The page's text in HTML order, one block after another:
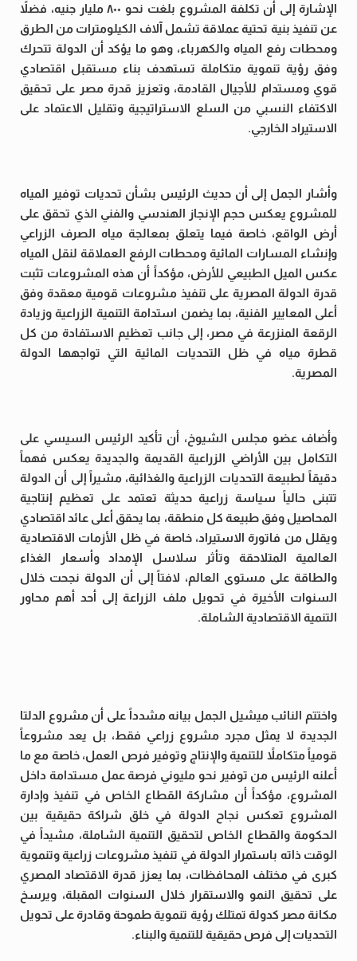
الإشارة إلى أن تكلفة المشروع بلغت نحو ٨٠٠ مليار جنيه، فضلاً
عن تنفيذ بنية تحتية عملاقة تشمل آلاف الكيلومترات من الطرق
ومحطات رفع المياه والكهرباء، وهو ما يؤكد أن الدولة تتحرك
وفق رؤية تنموية متكاملة تستهدف بناء مستقبل اقتصادي
قوي ومستدام للأجيال القادمة، وتعزيز قدرة مصر على تحقيق
الاكتفاء النسبي من السلع الاستراتيجية وتقليل الاعتماد على
الاستيراد الخارجي.
وأشار الجمل إلى أن حديث الرئيس بشأن تحديات توفير المياه
للمشروع يعكس حجم الإنجاز الهندسي والفني الذي تحقق على
أرض الواقع، خاصة فيما يتعلق بمعالجة مياه الصرف الزراعي
وإنشاء المسارات المائية ومحطات الرفع العملاقة لنقل المياه
عكس الميل الطبيعي للأرض، مؤكداً أن هذه المشروعات تثبت
قدرة الدولة المصرية على تنفيذ مشروعات قومية معقدة وفق
أعلى المعايير الفنية، بما يضمن استدامة التنمية الزراعية وزيادة
الرقعة المنزرعة في مصر، إلى جانب تعظيم الاستفادة من كل
قطرة مياه في ظل التحديات المائية التي تواجهها الدولة
المصرية.
وأضاف عضو مجلس الشيوخ، أن تأكيد الرئيس السيسي على
التكامل بين الأراضي الزراعية القديمة والجديدة يعكس فهماً
دقيقاً لطبيعة التحديات الزراعية والغذائية، مشيراً إلى أن الدولة
تتبنى حالياً سياسة زراعية حديثة تعتمد على تعظيم إنتاجية
المحاصيل وفق طبيعة كل منطقة، بما يحقق أعلى عائد اقتصادي
ويقلل من فاتورة الاستيراد، خاصة في ظل الأزمات الاقتصادية
العالمية المتلاحقة وتأثر سلاسل الإمداد وأسعار الغذاء
والطاقة على مستوى العالم، لافتاً إلى أن الدولة نجحت خلال
السنوات الأخيرة في تحويل ملف الزراعة إلى أحد أهم محاور
التنمية الاقتصادية الشاملة.
واختتم النائب ميشيل الجمل بيانه مشدداً على أن مشروع الدلتا
الجديدة لا يمثل مجرد مشروع زراعي فقط، بل يعد مشروعاً
قومياً متكاملاً للتنمية والإنتاج وتوفير فرص العمل، خاصة مع ما
أعلنه الرئيس من توفير نحو مليوني فرصة عمل مستدامة داخل
المشروع، مؤكداً أن مشاركة القطاع الخاص في تنفيذ وإدارة
المشروع تعكس نجاح الدولة في خلق شراكة حقيقية بين
الحكومة والقطاع الخاص لتحقيق التنمية الشاملة، مشيداً في
الوقت ذاته باستمرار الدولة في تنفيذ مشروعات زراعية وتنموية
كبرى في مختلف المحافظات، بما يعزز قدرة الاقتصاد المصري
على تحقيق النمو والاستقرار خلال السنوات المقبلة، ويرسخ
مكانة مصر كدولة تمتلك رؤية تنموية طموحة وقادرة على تحويل
التحديات إلى فرص حقيقية للتنمية والبناء.